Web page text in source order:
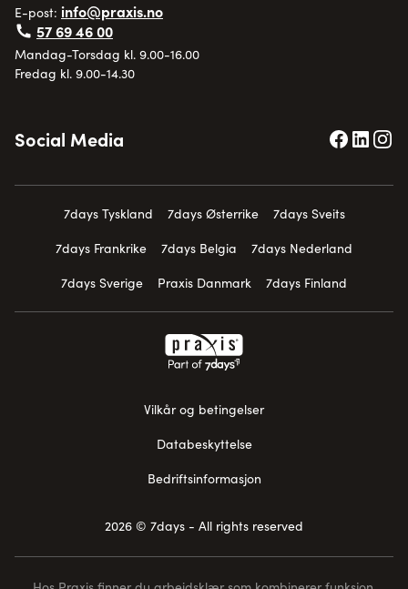
E-post: info@praxis.no
57 69 46 00
Mandag-Torsdag kl. 9.00-16.00
Fredag kl. 9.00-14.30
Social Media
7days Tyskland 7days Østerrike
7days Sveits
7days Frankrike
7days Belgia
7days Nederland
7days Sverige
Praxis Danmark 7days Finland
Vilkår og betingelser
Databeskyttelse
Bedriftsinformasjon
2026 © 7days - All rights reserved